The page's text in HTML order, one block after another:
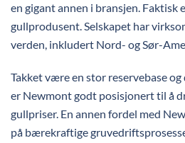
en gigant annen i bransjen. Faktisk
gullprodusent. Selskapet har
verden, inkludert Nord- og Sør-
Takket være en stor reservebase
er Newmont godt posisjonert til å
gullpriser. En annen fordel med
på bærekraftige